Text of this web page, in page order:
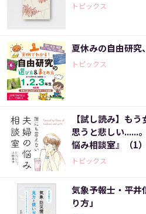
トピックス
夏休みの自由研究
トピックス
【試し読み】も
思うと悲しい......
悩み相談室』（1）
トピックス
気象予報士・平井
り方」